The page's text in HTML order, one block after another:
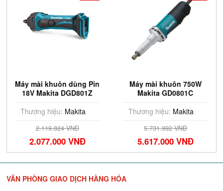
Máy mài khuôn dùng Pin
18V Makita DGD801Z
Thương hiệu:Makita
2.119.824 VNĐ
2.077.000 VNĐ
Máy mài khuôn 750W
Makita GD0801C
Thương hiệu:Makita
5.731.992 VNĐ
5.617.000 VNĐ
VĂN PHÒNG GIAO DỊCH HÀNG HÓA